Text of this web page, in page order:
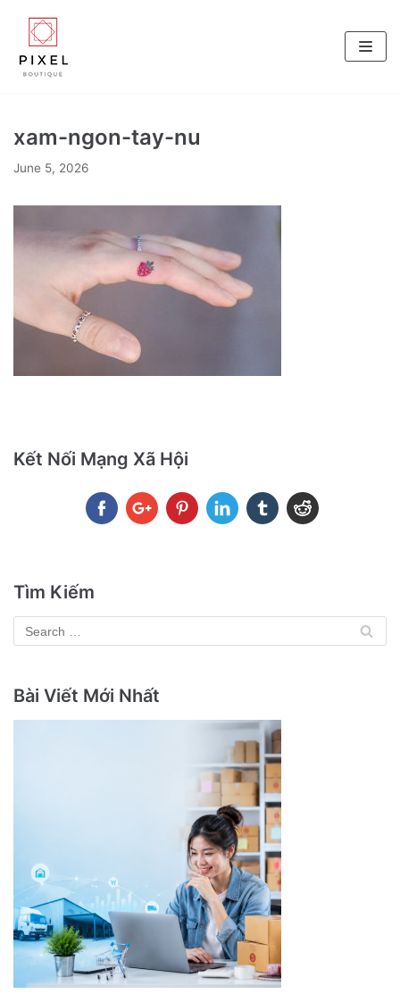
Skip
to
content
xam-ngon-tay-nu
June 5, 2026
Kết Nối Mạng Xã Hội
Tìm Kiếm
Bài Viết Mới Nhất